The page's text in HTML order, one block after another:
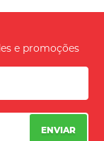
e promoções
ENVIAR